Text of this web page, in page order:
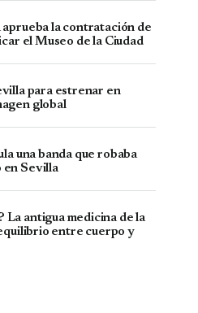
aprueba la contratación de
el Museo de la Ciudad
para estrenar en
global
una banda que robaba
en Sevilla
La antigua medicina de la
entre cuerpo y